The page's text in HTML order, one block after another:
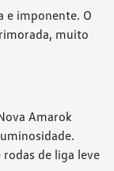
e imponente. O
muito
Amarok
de liga leve